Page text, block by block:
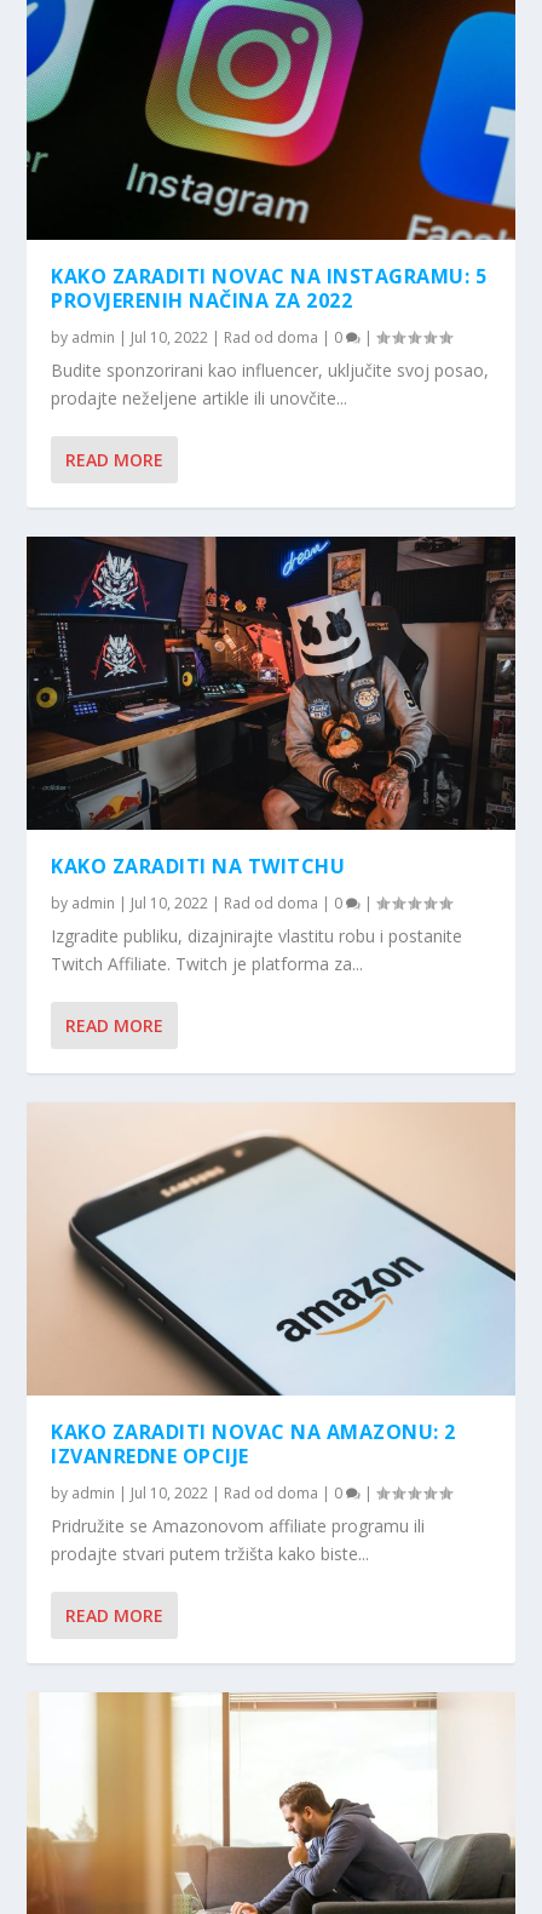
KAKO ZARADITI NOVAC NA INSTAGRAMU: 5
PROVJERENIH NAČINA ZA 2022
by admin Jul 10, 2022 Rad od doma 0 |
Budite sponzorirani kao influencer, uključite svoj posao,
prodajte neželjene artikle ili unovčite...
READ MORE
KAKO ZARADITI NA TWITCHU
by admin | Jul 10, 2022 | Rad od doma | 0 |
Izgradite publiku, dizajnirajte vlastitu robu i postanite
Twitch Affiliate. Twitch je platforma za...
READ MORE
KAKO ZARADITI NOVAC NA AMAZONU: 2
IZVANREDNE OPCIJE
by admin | Jul 10, 2022 | Rad od doma | 0 |
Pridružite se Amazonovom affiliate programu ili
prodajte stvari putem tržišta kako biste...
READ MORE